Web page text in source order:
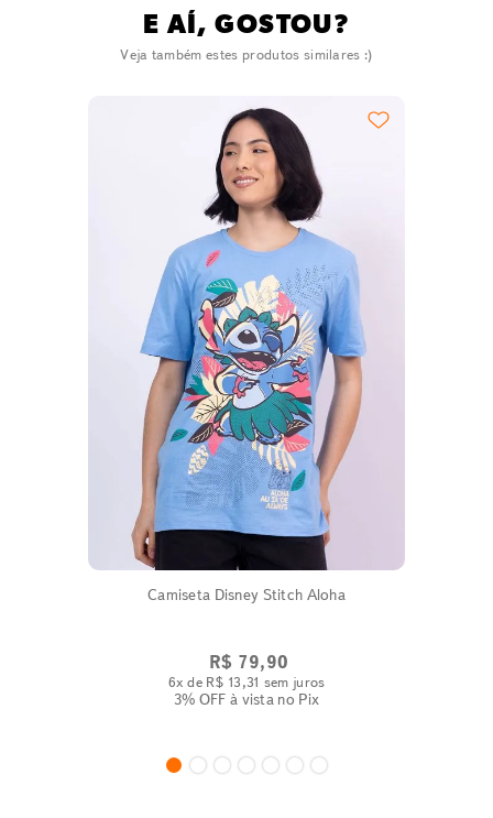
E AÍ, GOSTOU?
Veja também estes produtos similares :)
Camiseta Disney Stitch Aloha
R$ 79,90
6x de R$ 13 ,31 sem juros
3% OFF à vista no Pix